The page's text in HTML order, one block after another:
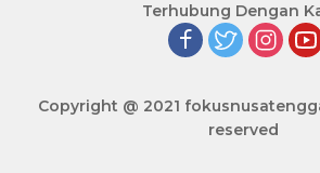
Terhubung Dengan
Copyright @ 2021
reserved